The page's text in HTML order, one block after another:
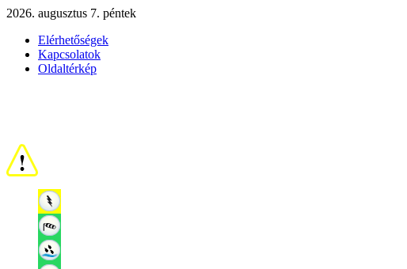
2026. augusztus 7. péntek
Elérhetőségek
Kapcsolatok
Oldaltérkép